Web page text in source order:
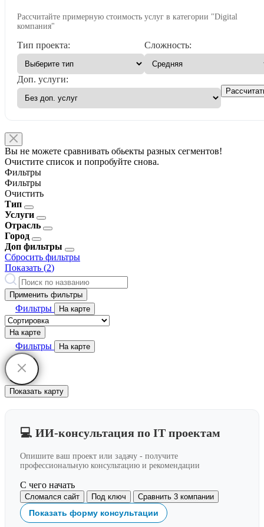
Рассчитайте примерную стоимость услуг в категории "Digital
компания"
Тип проекта: Сложность:
Доп. услуги:
Вы не можете сравнивать обьекты разных сегментов!
Очистите список и попробуйте снова.
Фильтры
Фильтры
Очистить
Тип
Услуги
Отрасль
Город
Доп фильтры
Сбросить фильтры
Показать (2)
Применить фильтры
Фильтры На карте
На карте
Фильтры На карте
Показать карту
💻 ИИ-консультация по IT проектам
Опишите ваш проект или задачу - получите
профессиональную консультацию и рекомендации
С чего начать
Сломался сайт Под ключ Сравнить 3 компании
Показать форму консультации